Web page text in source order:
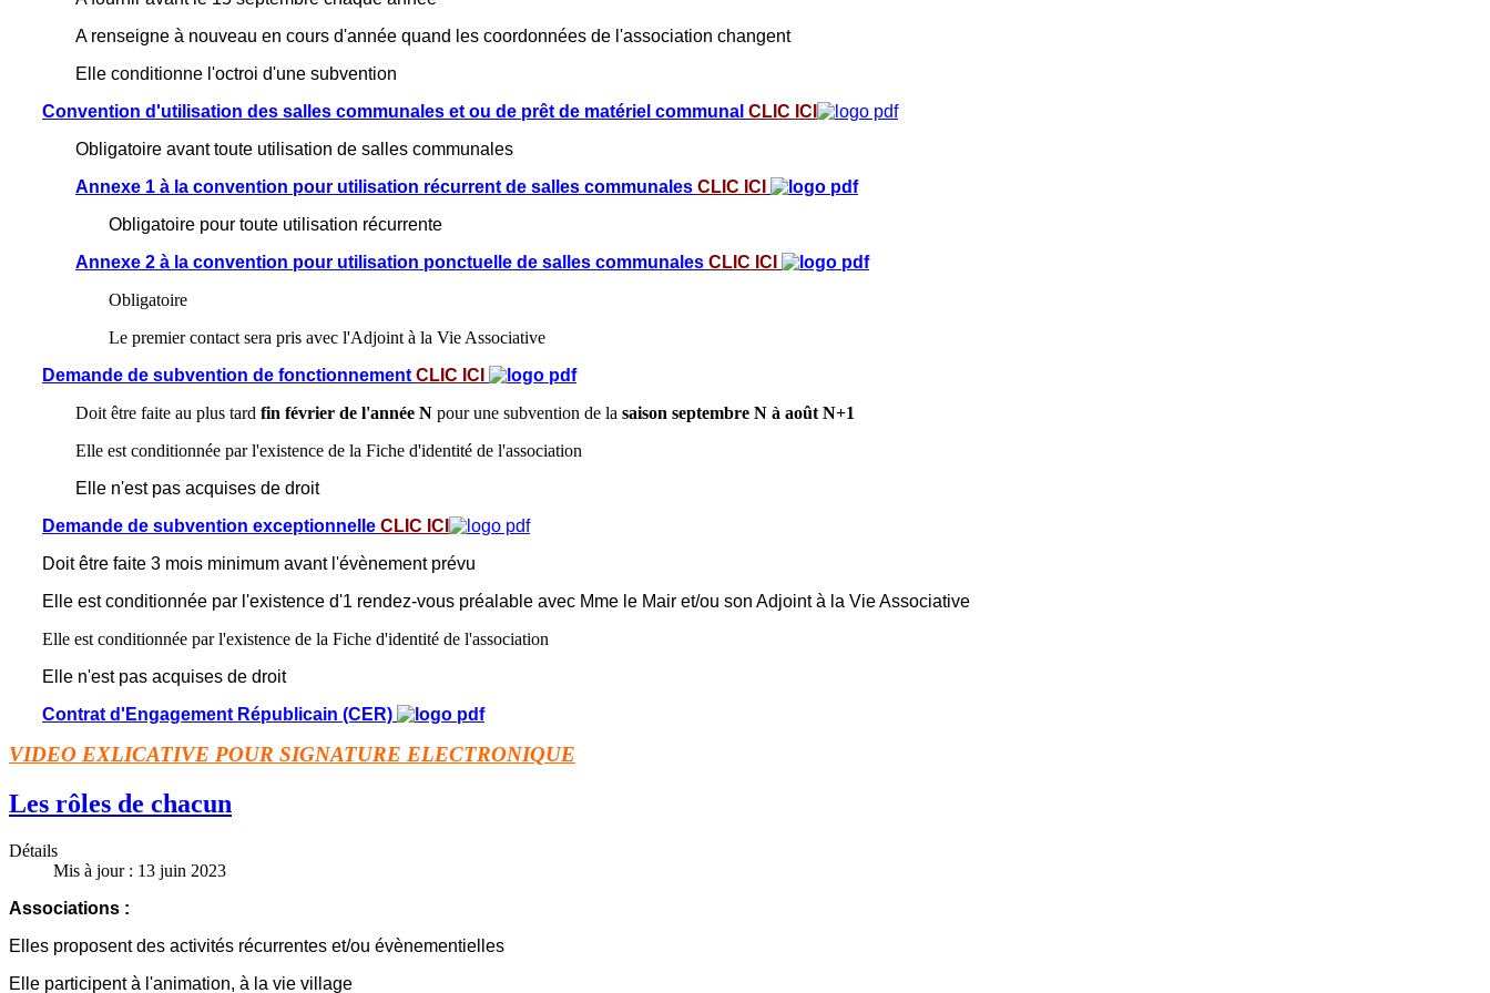
A renseigne à nouveau en cours d'année quand les coordonnées de l'association changent
Elle conditionne l'octroi d'une subvention
Convention d'utilisation des salles communales et ou de prêt de matériel communal CLIC ICI
Obligatoire avant toute utilisation de salles communales
Annexe 1 à la convention pour utilisation récurrent de salles communales CLIC ICI
Obligatoire pour toute utilisation récurrente
Annexe 2 à la convention pour utilisation ponctuelle de salles communales CLIC ICI
Obligatoire
Le premier contact sera pris avec l'Adjoint à la Vie Associative
Demande de subvention de fonctionnement CLIC ICI
Doit être faite au plus tard fin février de l'année N pour une subvention de la saison septembre N à août N+1
Elle est conditionnée par l'existence de la Fiche d'identité de l'association
Elle n'est pas acquises de droit
Demande de subvention exceptionnelle CLIC ICI
Doit être faite 3 mois minimum avant l'évènement prévu
Elle est conditionnée par l'existence d'1 rendez-vous préalable avec Mme le Mair et/ou son Adjoint à la Vie Associative
Elle est conditionnée par l'existence de la Fiche d'identité de l'association
Elle n'est pas acquises de droit
Contrat d'Engagement Républicain (CER)
VIDEO EXLICATIVE POUR SIGNATURE ELECTRONIQUE
Les rôles de chacun
Détails
Mis à jour : 13 juin 2023
Associations :
Elles proposent des activités récurrentes et/ou évènementielles
Elle participent à l'animation, à la vie village